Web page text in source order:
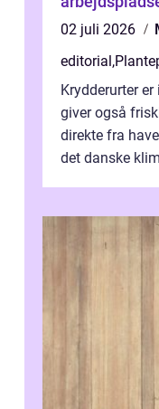
02 juli 2026
editorial,
Krydderurter
giver også
direkte fra
det danske